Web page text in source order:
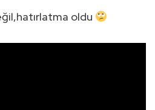
oldu